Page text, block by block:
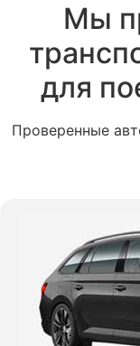
Мы
для
Проверенные